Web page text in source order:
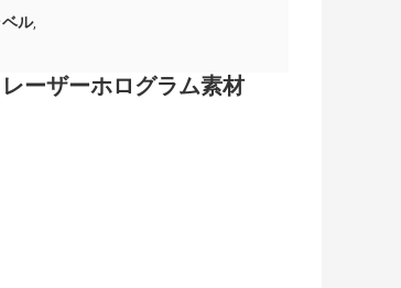
ル,
ーザーホログラム素材